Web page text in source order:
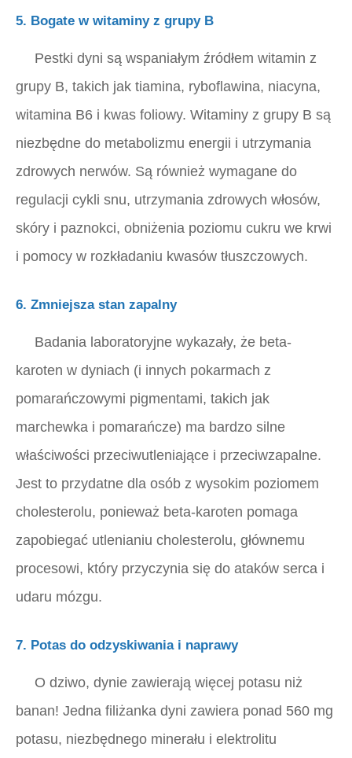
5. Bogate w witaminy z grupy B
Pestki dyni są wspaniałym źródłem witamin z
grupy B, takich jak tiamina, ryboflawina, niacyna,
witamina B6 i kwas foliowy. Witaminy z grupy B są
niezbędne do metabolizmu energii i utrzymania
zdrowych nerwów. Są również wymagane do
regulacji cykli snu, utrzymania zdrowych włosów,
skóry i paznokci, obniżenia poziomu cukru we krwi
i pomocy w rozkładaniu kwasów tłuszczowych.
6. Zmniejsza stan zapalny
Badania laboratoryjne wykazały, że beta-
karoten w dyniach (i innych pokarmach z
pomarańczowymi pigmentami, takich jak
marchewka i pomarańcze) ma bardzo silne
właściwości przeciwutleniające i przeciwzapalne.
Jest to przydatne dla osób z wysokim poziomem
cholesterolu, ponieważ beta-karoten pomaga
zapobiegać utlenianiu cholesterolu, głównemu
procesowi, który przyczynia się do ataków serca i
udaru mózgu.
7. Potas do odzyskiwania i naprawy
O dziwo, dynie zawierają więcej potasu niż
banan! Jedna filiżanka dyni zawiera ponad 560 mg
potasu, niezbędnego minerału i elektrolitu